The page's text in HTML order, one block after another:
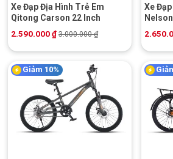
Xe Đạp Địa Hình Trẻ Em
Qitong Carson 22 Inch
2.590.000₫ 3.000.000₫
Xe
Giảm 10%